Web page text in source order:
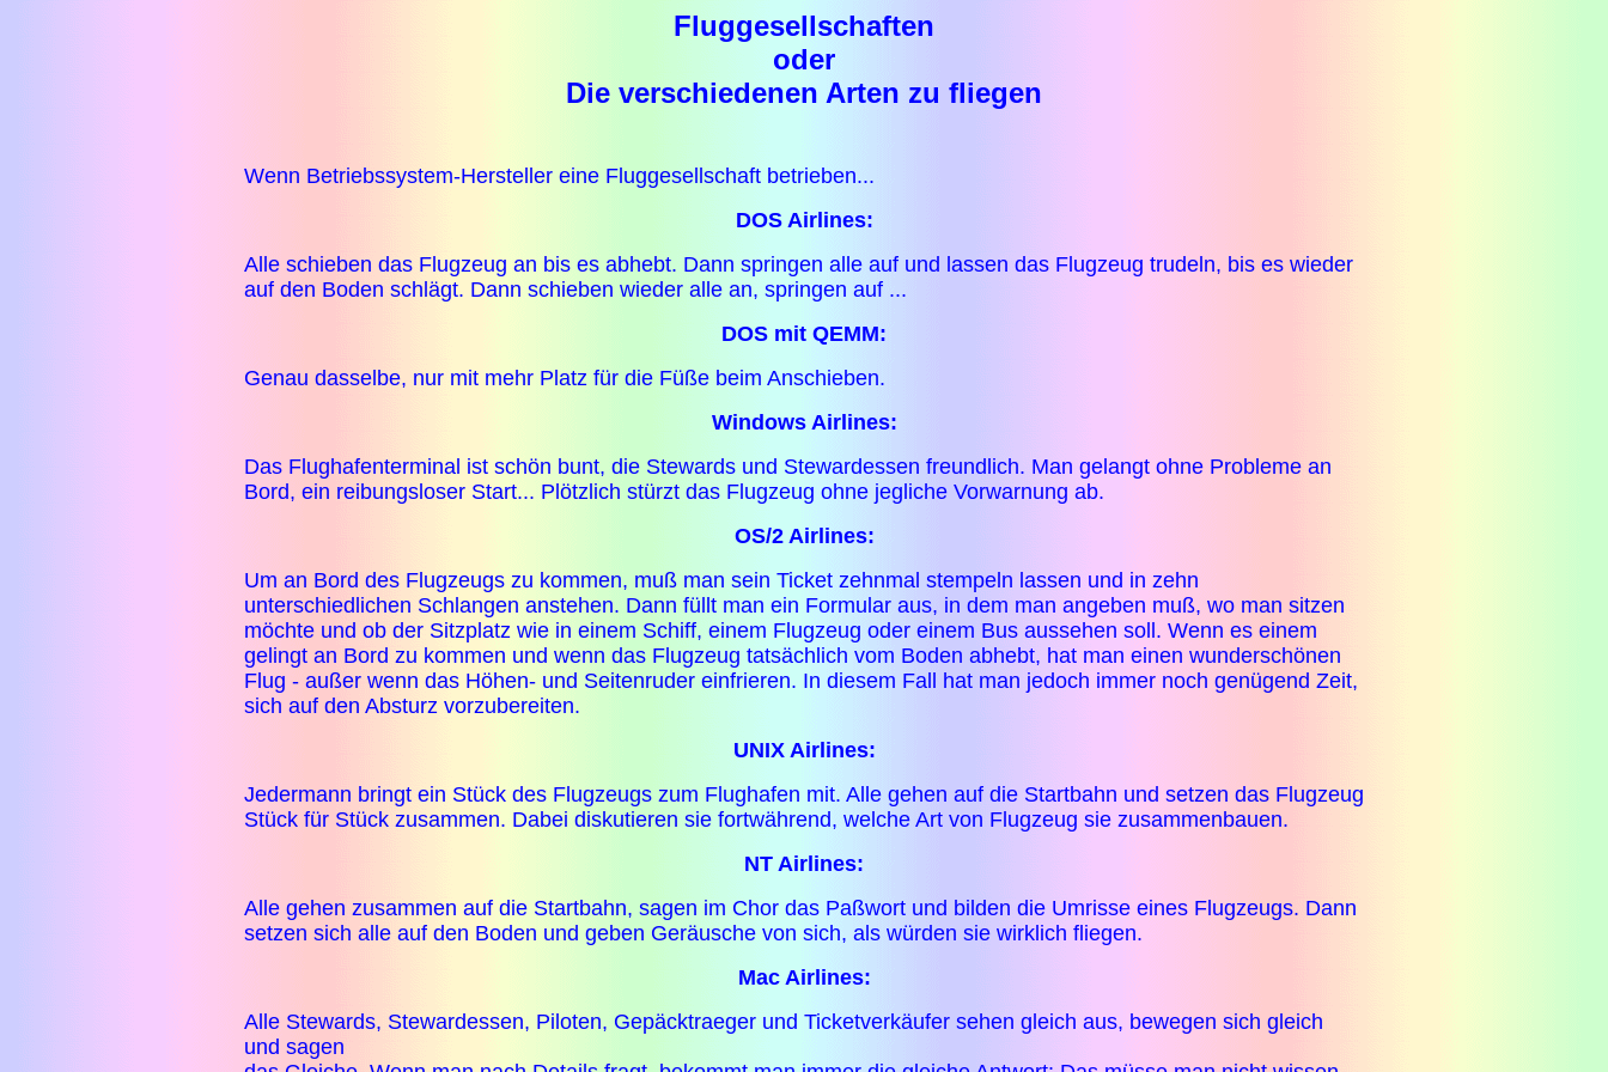
Fluggesellschaften
oder
Die verschiedenen Arten zu fliegen
Wenn Betriebssystem-Hersteller eine Fluggesellschaft betrieben...
DOS Airlines:
Alle schieben das Flugzeug an bis es abhebt. Dann springen alle auf und lassen das Flugzeug trudeln, bis es wieder
auf den Boden schlägt. Dann schieben wieder alle an, springen auf ...
DOS mit QEMM:
Genau dasselbe, nur mit mehr Platz für die Füße beim Anschieben.
Windows Airlines:
Das Flughafenterminal ist schön bunt, die Stewards und Stewardessen freundlich. Man gelangt ohne Probleme an
Bord, ein reibungsloser Start... Plötzlich stürzt das Flugzeug ohne jegliche Vorwarnung ab.
OS/2 Airlines:
Um an Bord des Flugzeugs zu kommen, muß man sein Ticket zehnmal stempeln lassen und in zehn
unterschiedlichen Schlangen anstehen. Dann füllt man ein Formular aus, in dem man angeben muß, wo man sitzen
möchte und ob der Sitzplatz wie in einem Schiff, einem Flugzeug oder einem Bus aussehen soll. Wenn es einem
gelingt an Bord zu kommen und wenn das Flugzeug tatsächlich vom Boden abhebt, hat man einen wunderschönen
Flug - außer wenn das Höhen- und Seitenruder einfrieren. In diesem Fall hat man jedoch immer noch genügend Zeit,
sich auf den Absturz vorzubereiten.
UNIX Airlines:
Jedermann bringt ein Stück des Flugzeugs zum Flughafen mit. Alle gehen auf die Startbahn und setzen das Flugzeug
Stück für Stück zusammen. Dabei diskutieren sie fortwährend, welche Art von Flugzeug sie zusammenbauen.
NT Airlines:
Alle gehen zusammen auf die Startbahn, sagen im Chor das Paßwort und bilden die Umrisse eines Flugzeugs. Dann
setzen sich alle auf den Boden und geben Geräusche von sich, als würden sie wirklich fliegen.
Mac Airlines:
Alle Stewards, Stewardessen, Piloten, Gepäcktraeger und Ticketverkäufer sehen gleich aus, bewegen sich gleich
und sagen